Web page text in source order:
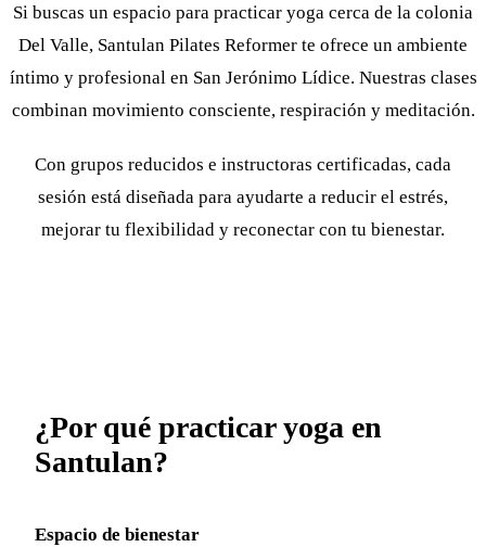
Si buscas un espacio para practicar yoga cerca de la colonia
Del Valle, Santulan Pilates Reformer te ofrece un ambiente
íntimo y profesional en San Jerónimo Lídice. Nuestras clases
combinan movimiento consciente, respiración y meditación.
Con grupos reducidos e instructoras certificadas, cada
sesión está diseñada para ayudarte a reducir el estrés,
mejorar tu flexibilidad y reconectar con tu bienestar.
¿Por qué practicar yoga en
Santulan?
Espacio de bienestar